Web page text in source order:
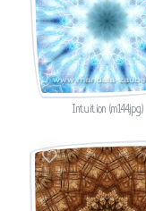
Intuition (m144.jpg)